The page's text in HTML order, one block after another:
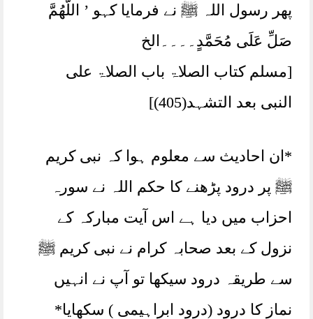
پھر رسول اللہ ﷺ نے فرمایا کہو ’ اللَّهُمَّ
صَلِّ عَلَى مُحَمَّدٍ۔۔۔۔الخ
[مسلم کتاب الصلاۃ باب الصلاۃ علی
النبی بعد التشہد(405)]
*ان احادیث سے معلوم ہوا کہ نبی کریم
ﷺ پر درود پڑھنے کا حکم اللہ نے سورہ
احزاب میں دیا ہے اس آیت مبارکہ کے
نزول کے بعد صحابہ کرام نے نبی کریم ﷺ
سے طریقہ درود سیکھا تو آپ نے انہیں
نماز کا درود (درود ابراہیمی ) سکھایا*